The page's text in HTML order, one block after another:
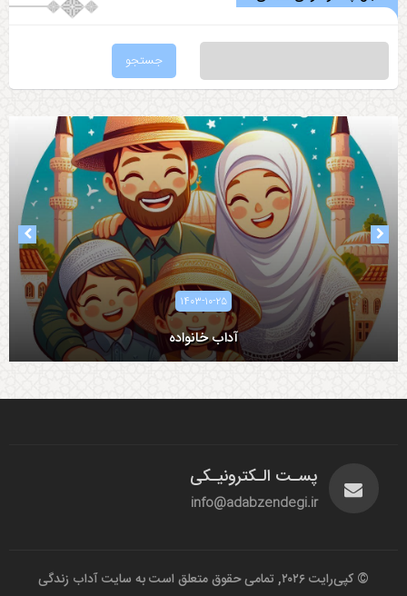
۱۴۰۳-۱۰-۲۵
پسـت الـکترونیـکی
info@adabzendegi.ir
© کپی‌رایت ۲۰۲۶, تمامی حقوق متعلق است به سایت آداب زندگی